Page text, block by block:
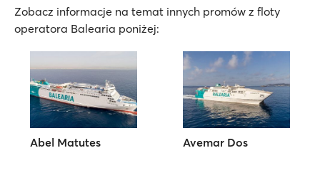
Zobacz informacje na temat innych promów z floty
operatora Balearia poniżej:
Abel Matutes Avemar Dos